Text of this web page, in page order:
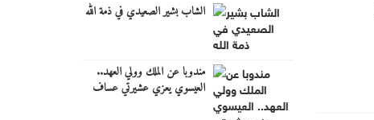
الشاب بشير الصعيدي في ذمة الله
مندوبا عن الملك وولي العهد..
العيسوي يعزي عشيرتي عساف